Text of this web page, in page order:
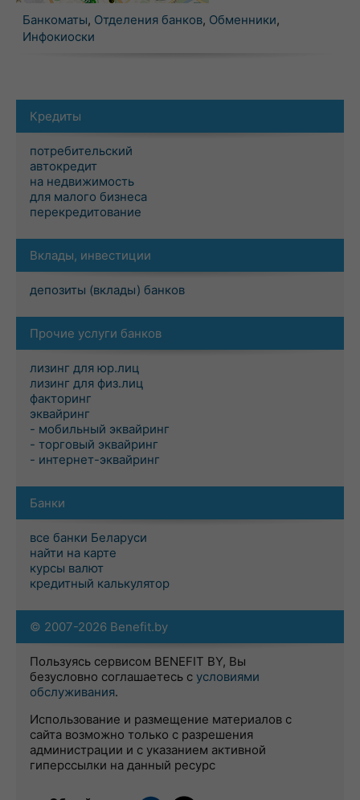
Банкоматы, Отделения банков, Обменники,
Инфокиоски
Кредиты
потребительский
автокредит
на недвижимость
для малого бизнеса
перекредитование
Вклады, инвестиции
депозиты (вклады) банков
Прочие услуги банков
лизинг для юр.лиц
лизинг для физ.лиц
факторинг
эквайринг
- мобильный эквайринг
- торговый эквайринг
- интернет-эквайринг
Банки
все банки Беларуси
найти на карте
курсы валют
кредитный калькулятор
© 2007-2026 Benefit.by
Пользуясь сервисом BENEFIT BY, Вы
безусловно соглашаетесь с условиями
обслуживания.
Использование и размещение материалов с
сайта возможно только с разрешения
администрации и с указанием активной
гиперссылки на данный ресурс